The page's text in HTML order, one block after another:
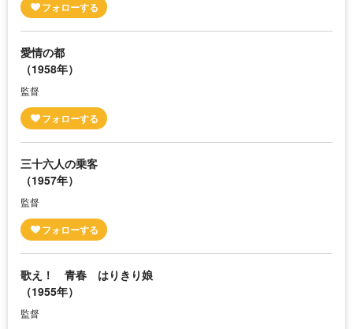
愛情の都
（1958年）
監督
三十六人の乗客
（1957年）
監督
歌え！ 青春 はりきり娘
（1955年）
監督